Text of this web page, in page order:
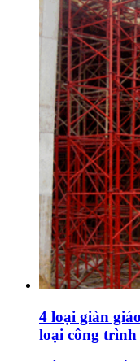
4 loại giàn
loại công